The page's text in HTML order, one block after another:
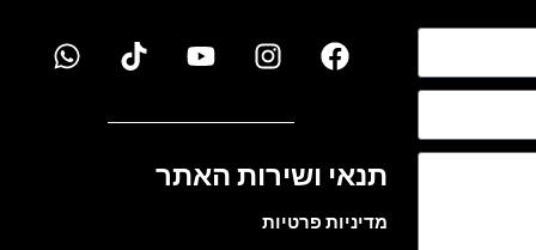
תנאי ושירות האתר
מדיניות פרטיות